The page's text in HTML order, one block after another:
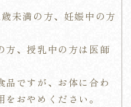
未満の方、妊娠中の方
、授乳中の方は医師
品ですが、お体に合わ
おやめください。